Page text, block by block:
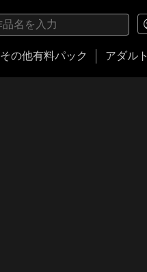
その他有料パック アダルト